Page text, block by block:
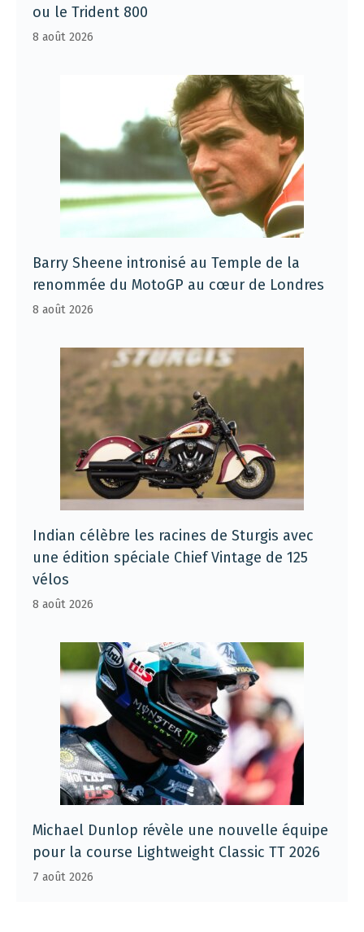
ou le Trident 800
8 août 2026
Barry Sheene intronisé au Temple de la
renommée du MotoGP au cœur de Londres
8 août 2026
Indian célèbre les racines de Sturgis avec
une édition spéciale Chief Vintage de 125
vélos
8 août 2026
Michael Dunlop révèle une nouvelle équipe
pour la course Lightweight Classic TT 2026
7 août 2026